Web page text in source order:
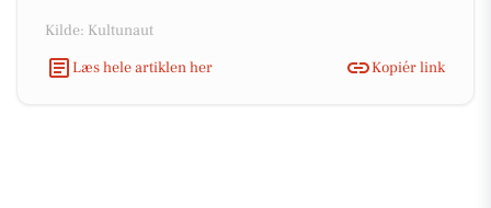
Kilde: Kultunaut
Læs hele artiklen her
Kopiér link